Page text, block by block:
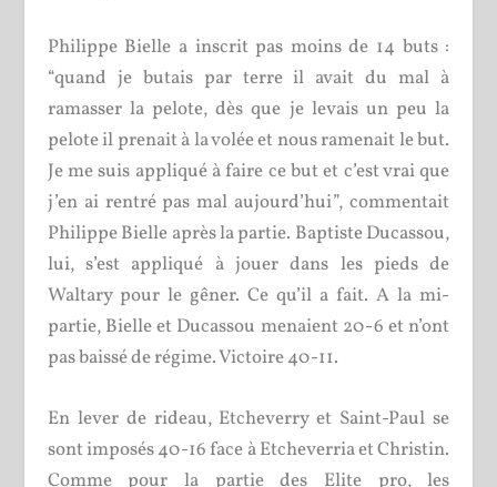
Philippe Bielle a inscrit pas moins de 14 buts :
“quand je butais par terre il avait du mal à
ramasser la pelote, dès que je levais un peu la
pelote il prenait à la volée et nous ramenait le but.
Je me suis appliqué à faire ce but et c’est vrai que
j’en ai rentré pas mal aujourd’hui”, commentait
Philippe Bielle après la partie. Baptiste Ducassou,
lui, s’est appliqué à jouer dans les pieds de
Waltary pour le gêner. Ce qu’il a fait. A la mi-
partie, Bielle et Ducassou menaient 20-6 et n’ont
pas baissé de régime. Victoire 40-11.
En lever de rideau, Etcheverry et Saint-Paul se
sont imposés 40-16 face à Etcheverria et Christin.
Comme pour la partie des Elite pro, les